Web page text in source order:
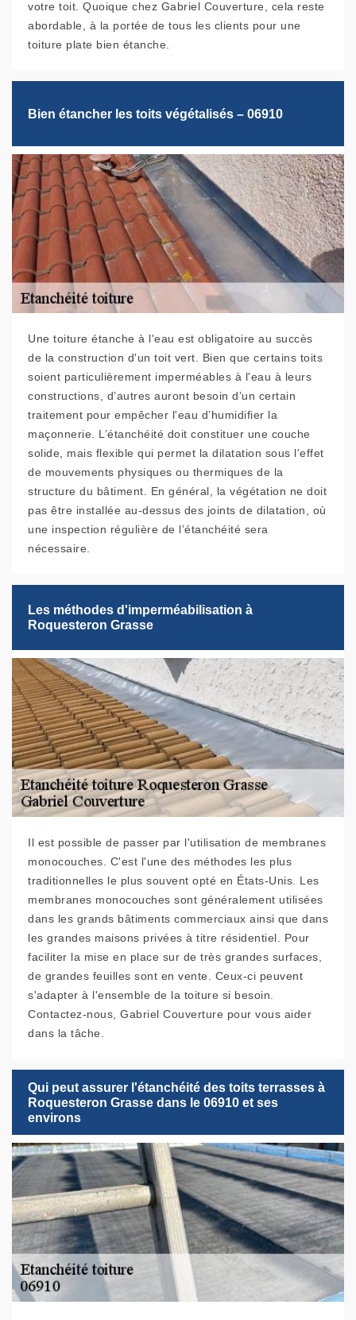
votre toit. Quoique chez Gabriel Couverture, cela reste
abordable, à la portée de tous les clients pour une
toiture plate bien étanche.
Bien étancher les toits végétalisés – 06910
Une toiture étanche à l'eau est obligatoire au succès
de la construction d'un toit vert. Bien que certains toits
soient particulièrement imperméables à l'eau à leurs
constructions, d’autres auront besoin d’un certain
traitement pour empêcher l'eau d’humidifier la
maçonnerie. L’étanchéité doit constituer une couche
solide, mais flexible qui permet la dilatation sous l'effet
de mouvements physiques ou thermiques de la
structure du bâtiment. En général, la végétation ne doit
pas être installée au-dessus des joints de dilatation, où
une inspection régulière de l’étanchéité sera
nécessaire.
Les méthodes d'imperméabilisation à
Roquesteron Grasse
Il est possible de passer par l'utilisation de membranes
monocouches. C'est l'une des méthodes les plus
traditionnelles le plus souvent opté en États-Unis. Les
membranes monocouches sont généralement utilisées
dans les grands bâtiments commerciaux ainsi que dans
les grandes maisons privées à titre résidentiel. Pour
faciliter la mise en place sur de très grandes surfaces,
de grandes feuilles sont en vente. Ceux-ci peuvent
s'adapter à l'ensemble de la toiture si besoin.
Contactez-nous, Gabriel Couverture pour vous aider
dans la tâche.
Qui peut assurer l'étanchéité des toits terrasses à
Roquesteron Grasse dans le 06910 et ses
environs